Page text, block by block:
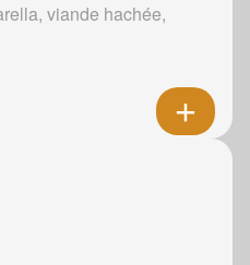
viande hachée,